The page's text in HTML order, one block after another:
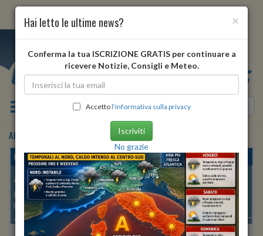
Toggle navigation
ALBARETTO DELLA TORRE previsioni meteo
lunedì, 10 agosto 2026
ALBARETTO DELLA TORRE
PROVINCIA DI:CUNEO
672 METRI S.L.M.
44º 35′ 50″ N 8º 03′ 57″ E
Min:24°| Max:
30°
Umidità76%- 84%
×
Hai letto le ultime news?
Conferma la tua ISCRIZIONE GRATIS per continuare a
ricevere Notizie, Consigli e Meteo.
Accettol'informativa sulla privacy
Iscriviti
No grazie